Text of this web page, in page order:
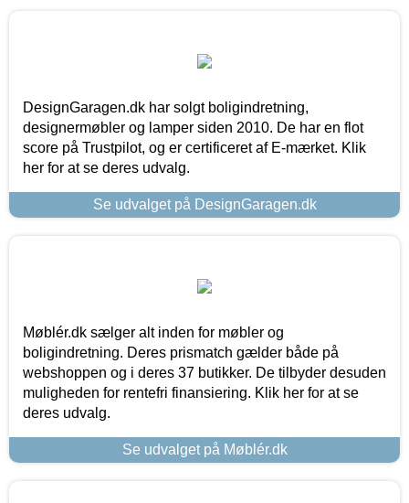
DesignGaragen.dk har solgt boligindretning,
designermøbler og lamper siden 2010. De har en flot
score på Trustpilot, og er certificeret af E-mærket. Klik
her for at se deres udvalg.
Se udvalget på DesignGaragen.dk
Møblér.dk sælger alt inden for møbler og
boligindretning. Deres prismatch gælder både på
webshoppen og i deres 37 butikker. De tilbyder desuden
muligheden for rentefri finansiering. Klik her for at se
deres udvalg.
Se udvalget på Møblér.dk